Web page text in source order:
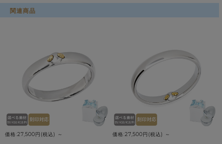
関連商品
価格:27,500円(税込) ～ 価格:27,500円(税込) ～